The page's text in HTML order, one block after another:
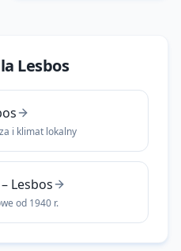
Lesbos
i klimat lokalny
– Lesbos
od 1940 r.